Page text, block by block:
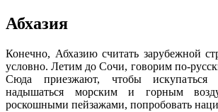
Абхазия
Конечно, Абхазию считать зарубежной
условно. Летим до Сочи, говорим по-
Сюда приезжают, чтобы
надышаться морским и горным
роскошными пейзажами, попробовать